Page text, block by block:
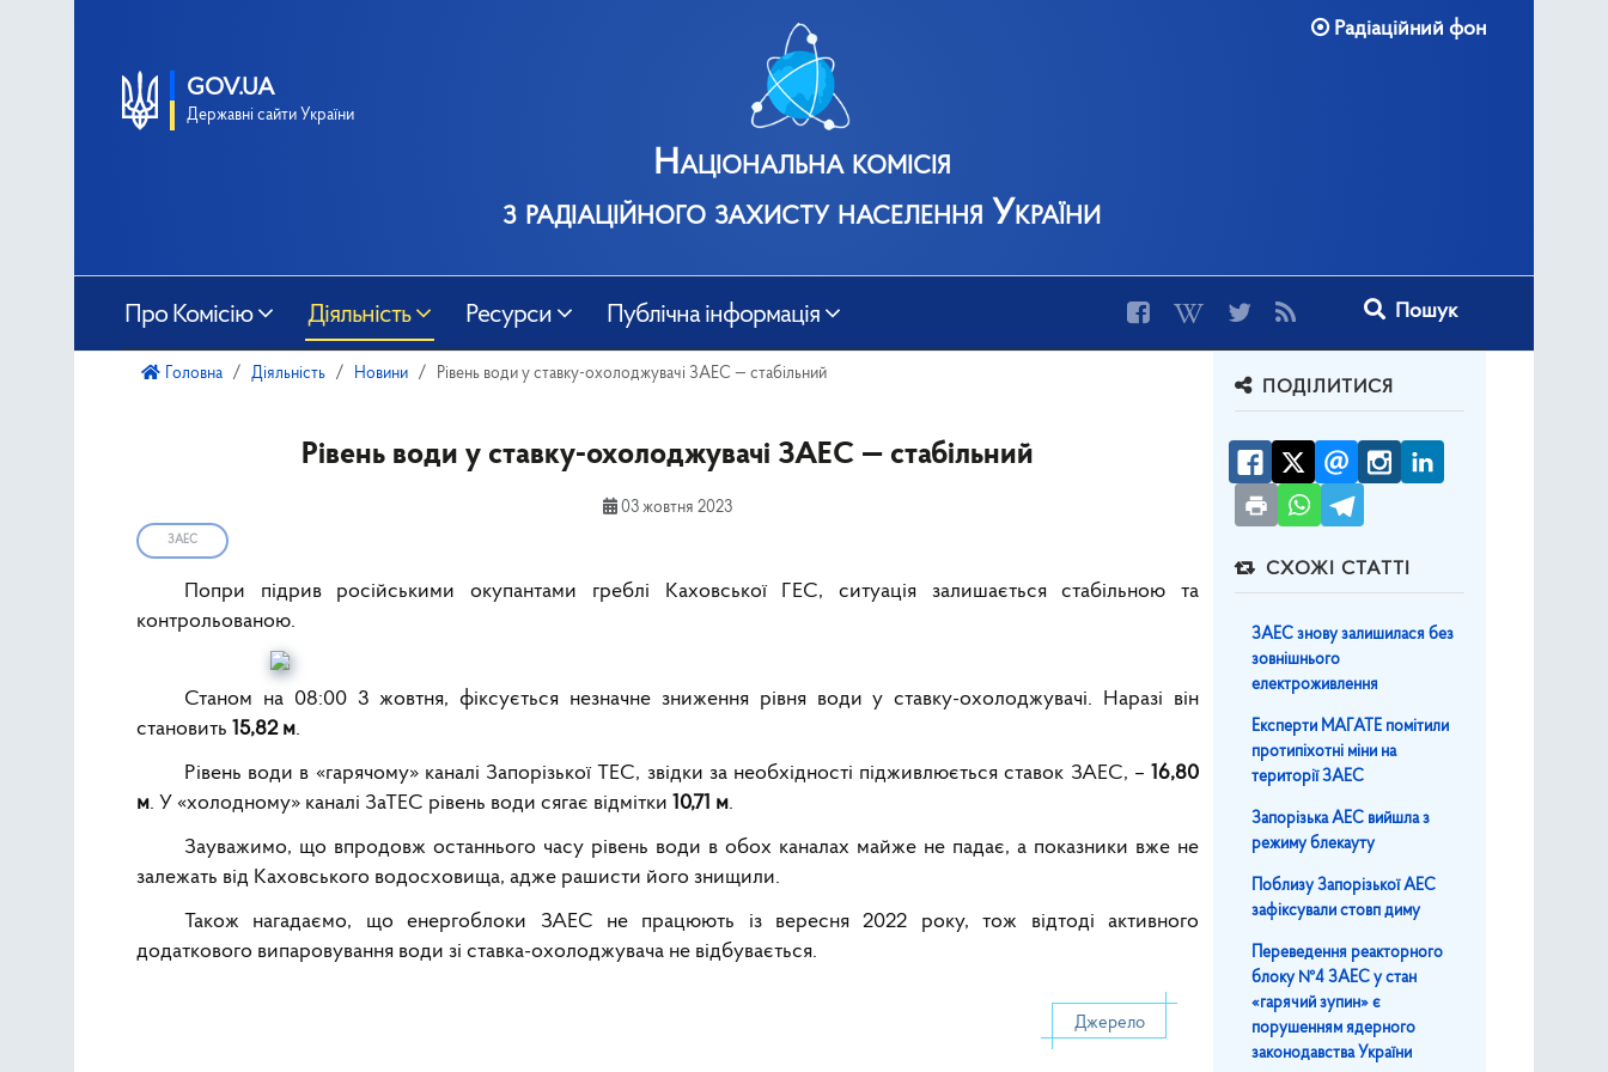
GOV.UA
Державні сайти України
Національна комісія
з радіаційного захисту населення України
Радіаційний фон
Про Комісію Діяльність Ресурси Публічна інформація
Type 2 or more characters for
Пошук
Головна Діяльність Новини Рівень води у ставку-охолоджувачі ЗАЕС — стабільний
Рівень води у ставку-охолоджувачі ЗАЕС — стабільний
03 жовтня 2023
ЗАЕС
Попри підрив російськими окупантами греблі Каховської ГЕС, ситуація залишається стабільною та
контрольованою.
Станом на 08:00 3 жовтня, фіксується незначне зниження рівня води у ставку-охолоджувачі. Наразі він
становить 15,82 м.
Рівень води в «гарячому» каналі Запорізької ТЕС, звідки за необхідності підживлюється ставок ЗАЕС, – 16,80
м. У «холодному» каналі ЗаТЕС рівень води сягає відмітки 10,71 м.
Зауважимо, що впродовж останнього часу рівень води в обох каналах майже не падає, а показники вже не
залежать від Каховського водосховища, адже рашисти його знищили.
Також нагадаємо, що енергоблоки ЗАЕС не працюють із вересня 2022 року, тож відтоді активного
додаткового випаровування води зі ставка-охолоджувача не відбувається.
Джерело
ПОДІЛИТИСЯ
СХОЖІ СТАТТІ
ЗАЕС знову залишилася без
зовнішнього
електроживлення
Експерти МАГАТЕ помітили
протипіхотні міни на
території ЗАЕС
Запорізька АЕС вийшла з
режиму блекауту
Поблизу Запорізької АЕС
зафіксували стовп диму
Переведення реакторного
блоку №4 ЗАЕС у стан
«гарячий зупин» є
порушенням ядерного
законодавства України